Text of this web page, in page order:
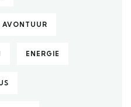
AVONTUUR
ENERGIE